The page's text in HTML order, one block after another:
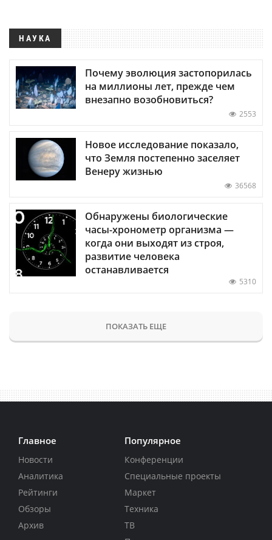
НАУКА
Почему эволюция застопорилась
на миллионы лет, прежде чем
внезапно возобновиться?
2553
Новое исследование показало,
что Земля постепенно заселяет
Венеру жизнью
36568
Обнаружены биологические
часы-хронометр организма —
когда они выходят из строя,
развитие человека
останавливается
5310
ПОКАЗАТЬ ЕЩЕ
Главное
Новости
Аналитика
Рейтинги
Обзоры
Архив
Популярное
Конференции
Специальные проекты
Маркет
Техника
ТВ